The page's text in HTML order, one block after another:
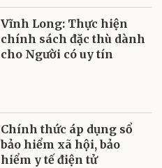
Vĩnh Long: Thực hiện
chính sách đặc thù dành
cho Người có uy tín
Chính thức áp dụng sổ
bảo hiểm xã hội, bảo
hiểm y tế điện tử